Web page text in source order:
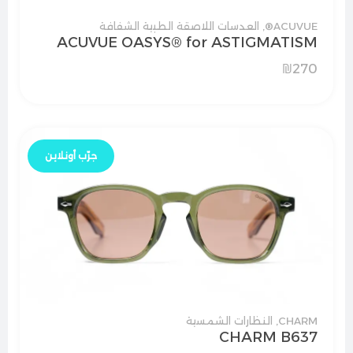
ACUVUE® العدسات اللاصقة الطبية الشفافة
ACUVUE OASYS® for ASTIGMATISM
₪270
CHARM النظارات الشمسية
CHARM B637
جرّب أونلاين